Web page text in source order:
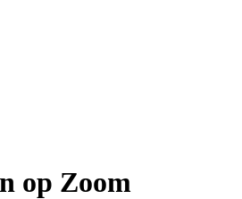
op Zoom